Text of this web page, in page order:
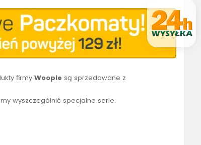
firmyWoopie są sprzedawane z
wyszczególnić specjalne serie: